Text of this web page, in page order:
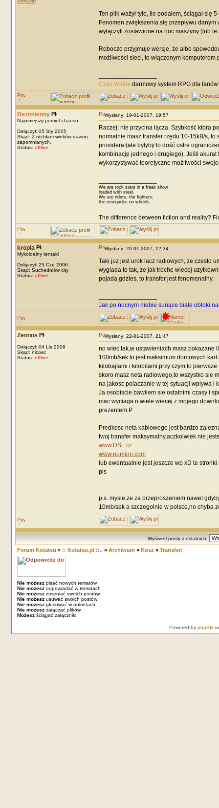
Ten plik ważył tyle, ile podałem, ściągał
Fenomen zwiększenia się przepływu
wyłączyli zostawione na noc maszyny (lub
Roboczo przyjmuje wersje, że albo
możliwości sieci, to włączonym komputerom
Czas Waśni darmowy system RPG dla
Bezimienny
Najmniejszy pomiot chaosu
Dołączył: 05 Sty 2005
Skąd: Z otchłani wieków dawno
zapomnianych.
Status: offline
Wysłany: 19-01-2007, 19:57
Raczej: nie przycina łącza. Szybkość która
normalnie masz transfer rzędu 10-15kB/s,
providera (ale byłyby to dość ostre
kombinację jednego i drugiego). Jeśli akurat
wykorzystywać teoretyczne możliwości
We are rock stars in a freak show
loaded with steel.
We are riders, the fighters,
the renegades on wheels.
The difference between fiction and reality?
kropla
Mykoidalny tentakl
Dołączył: 25 Cze 2006
Skąd: Suchedniów city
Status: offline
Wysłany: 20-01-2007, 12:34
Taki juz jest urok lacz radiowych, ze czesto
wyglada to tak, ze jak troche wiecej
pojada gdzies, to transfer jest fenomenalny.
Jak po nocnym niebie sunące białe obłoki
Zennos
Dołączył: 04 Lis 2006
Skąd: nicosc
Status: offline
Wysłany: 22-01-2007, 21:47
no wiec tak,w ustawieniach masz pokazane
100mb/sek to jest maksimum domowych
kilobajtami i kilobitami,przy czym to
skoro masz neta radiowego,to wszystko sie
na jakosc polaczanie w tej sytuacji wplywa i
Ja osobiscie bawilem sie ostatnimi czasy i
mac wyciaga o wiele wiecej z mojego
prezentem:P
Predkosc neta kablowego jest bardzo
twoj transfer maksymalny,aczkolwiek nie
www.DSL.cz
www.numion.com
lub ewentualnie jest jeszcze wp xD te
pis
p.s. mysle,ze za przeproszeniem nawet
10mb/sek a szczegolnie w polsce,no chyba
Wyświetl posty z ostatnich:
Forum Kotatsu » :: Kotatsu.pl ::..» Archiwum» Kosz » Transfer:
Nie możeszpisać nowych tematów
Nie możeszodpowiadać w tematach
Nie możeszzmieniać swoich postów
Nie możeszusuwać swoich postów
Nie możeszgłosować w ankietach
Nie możeszzałączać plików
Możeszściągać załączniki
Powered by phpBB